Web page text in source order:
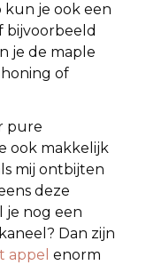
kun je ook een
bijvoorbeeld
je de maple
of
pure
ook makkelijk
mij ontbijten
deze
je nog een
Dan zijn
appel enorm